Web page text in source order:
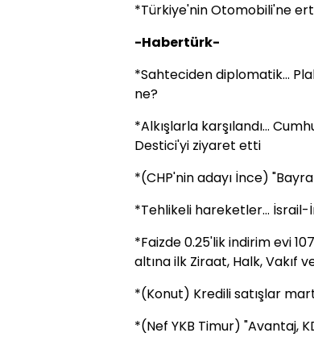
*Türkiye'nin Otomobili'ne
-Habertürk-
*Sahteciden diplomatik...
ne?
*Alkışlarla karşılandı...
Destici'yi ziyaret etti
*(CHP'nin adayı İnce)
*Tehlikeli hareketler... İsrail-
*Faizde 0.25'lik indirim evi
altına ilk Ziraat, Halk, Vakıf
*(Konut) Kredili satışlar
*(Nef YKB Timur) "Avantaj,